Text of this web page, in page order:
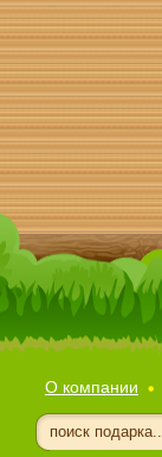
О компании